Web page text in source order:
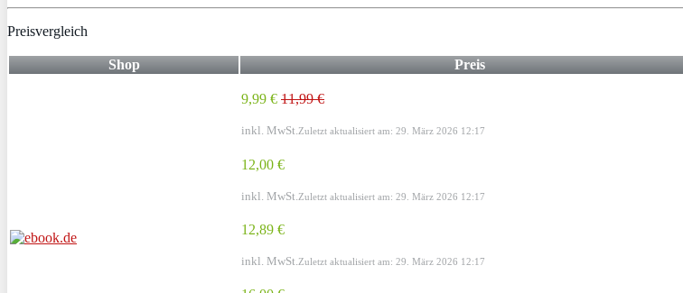
Preisvergleich
Shop Preis
9,99 € 11,99 €
inkl. MwSt. Zuletzt aktualisiert am: 29. März 2026 12:17
12,00 €
inkl. MwSt. Zuletzt aktualisiert am: 29. März 2026 12:17
12,89 €
inkl. MwSt. Zuletzt aktualisiert am: 29. März 2026 12:17